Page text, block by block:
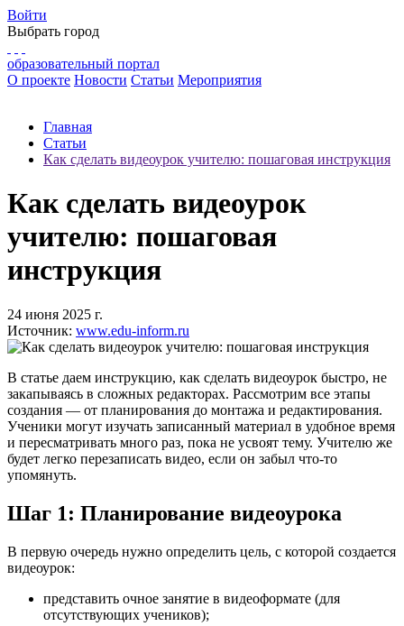
Войти
Выбрать город
образовательный портал
О проекте Новости Статьи Мероприятия
Главная
Статьи
Как сделать видеоурок учителю: пошаговая инструкция
Как сделать видеоурок
учителю: пошаговая
инструкция
24 июня 2025 г.
Источник: www.edu-inform.ru
В статье даем инструкцию, как сделать видеоурок быстро, не
закапываясь в сложных редакторах. Рассмотрим все этапы
создания — от планирования до монтажа и редактирования.
Ученики могут изучать записанный материал в удобное время
и пересматривать много раз, пока не усвоят тему. Учителю же
будет легко перезаписать видео, если он забыл что-то
упомянуть.
Шаг 1: Планирование видеоурока
В первую очередь нужно определить цель, с которой создается
видеоурок:
представить очное занятие в видеоформате (для
отсутствующих учеников);